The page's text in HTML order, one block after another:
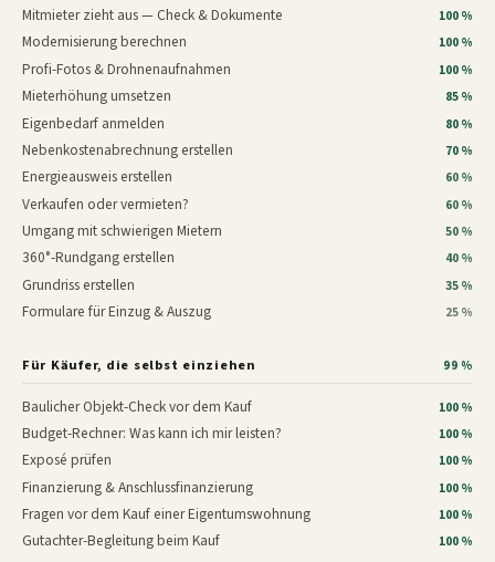
Mitmieter zieht aus — Check & Dokumente 100 %
Modernisierung berechnen 100 %
Profi-Fotos & Drohnenaufnahmen 100 %
Mieterhöhung umsetzen 85 %
Eigenbedarf anmelden 80 %
Nebenkostenabrechnung erstellen 70 %
Energieausweis erstellen 60 %
Verkaufen oder vermieten? 60 %
Umgang mit schwierigen Mietern 50 %
360°-Rundgang erstellen 40 %
Grundriss erstellen 35 %
Formulare für Einzug & Auszug 25 %
Für Käufer, die selbst einziehen 99 %
Baulicher Objekt-Check vor dem Kauf 100 %
Budget-Rechner: Was kann ich mir leisten? 100 %
Exposé prüfen 100 %
Finanzierung & Anschlussfinanzierung 100 %
Fragen vor dem Kauf einer Eigentumswohnung 100 %
Gutachter-Begleitung beim Kauf 100 %